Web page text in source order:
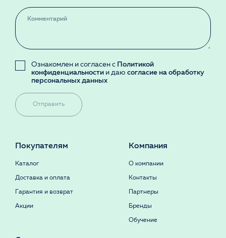
Ознакомлен и согласен с Политикой
конфиденциальности и даю согласие на обработку
персональных данных
Отправить
Покупателям
Каталог
Доставка и оплата
Гарантия и возврат
Акции
Компания
О компании
Контакты
Партнеры
Бренды
Обучение